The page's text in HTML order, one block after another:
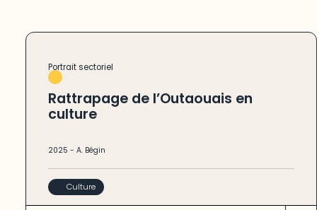
Portrait sectoriel
Rattrapage de l’Outaouais en
culture
2025 - A. Bégin
Culture